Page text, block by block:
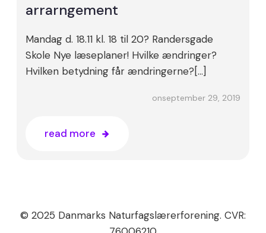
arrarngement
Mandag d. 18.11 kl. 18 til 20? Randersgade
Skole Nye læseplaner! Hvilke ændringer?
Hvilken betydning får ændringerne?[…]
onseptember 29, 2019
read more
© 2025 Danmarks Naturfagslærerforening. CVR: